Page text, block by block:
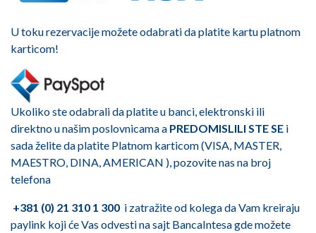
U toku rezervacije možete odabrati da platite kartu platnom
karticom!
Ukoliko ste odabrali da platite u banci, elektronski ili
direktno u našim poslovnicama a PREDOMISLILI STE SE i
sada želite da platite Platnom karticom (VISA, MASTER,
MAESTRO, DINA, AMERICAN ), pozovite nas na broj
telefona
+381 (0) 21 310 1 300 i zatražite od kolega da Vam kreiraju
paylink koji će Vas odvesti na sajt BancaIntesa gde možete